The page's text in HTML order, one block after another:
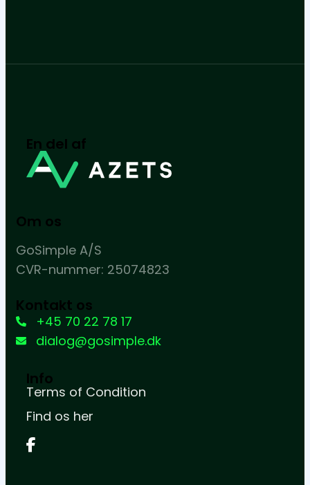
En del af
Om os
GoSimple A/S
CVR-nummer: 25074823
Kontakt os
+45 70 22 78 17
dialog@gosimple.dk
Info
Terms of Condition
Find os her